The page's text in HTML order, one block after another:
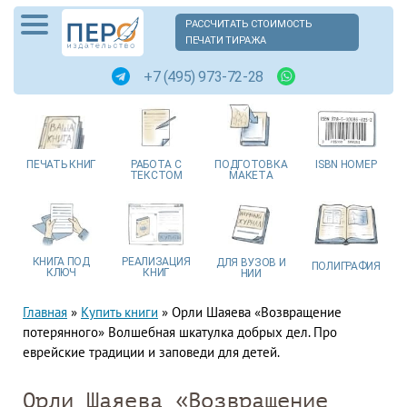
РАССЧИТАТЬ СТОИМОСТЬ
ПЕЧАТИ ТИРАЖА
+7 (495) 973-72-28
ПЕЧАТЬ КНИГ РАБОТА С
ТЕКСТОМ
ПОДГОТОВКА
МАКЕТА
ISBN НОМЕР
КНИГА ПОД
КЛЮЧ
РЕАЛИЗАЦИЯ
КНИГ
ДЛЯ ВУЗОВ И
НИИ
ПОЛИГРАФИЯ
Главная » Купить книги » Орли Шаяева «Возвращение
потерянного» Волшебная шкатулка добрых дел. Про
еврейские традиции и заповеди для детей.
Орли Шаяева «Возвращение